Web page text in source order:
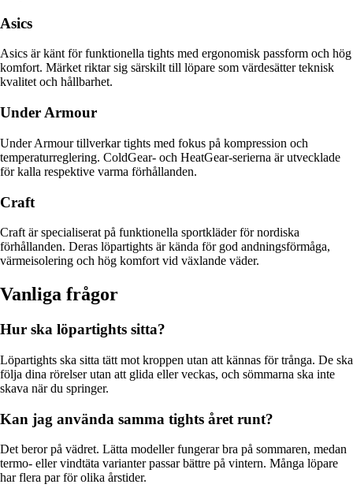
Asics
Asics är känt för funktionella tights med ergonomisk passform och hög
komfort. Märket riktar sig särskilt till löpare som värdesätter teknisk
kvalitet och hållbarhet.
Under Armour
Under Armour tillverkar tights med fokus på kompression och
temperaturreglering. ColdGear- och HeatGear-serierna är utvecklade
för kalla respektive varma förhållanden.
Craft
Craft är specialiserat på funktionella sportkläder för nordiska
förhållanden. Deras löpartights är kända för god andningsförmåga,
värmeisolering och hög komfort vid växlande väder.
Vanliga frågor
Hur ska löpartights sitta?
Löpartights ska sitta tätt mot kroppen utan att kännas för trånga. De ska
följa dina rörelser utan att glida eller veckas, och sömmarna ska inte
skava när du springer.
Kan jag använda samma tights året runt?
Det beror på vädret. Lätta modeller fungerar bra på sommaren, medan
termo- eller vindtäta varianter passar bättre på vintern. Många löpare
har flera par för olika årstider.